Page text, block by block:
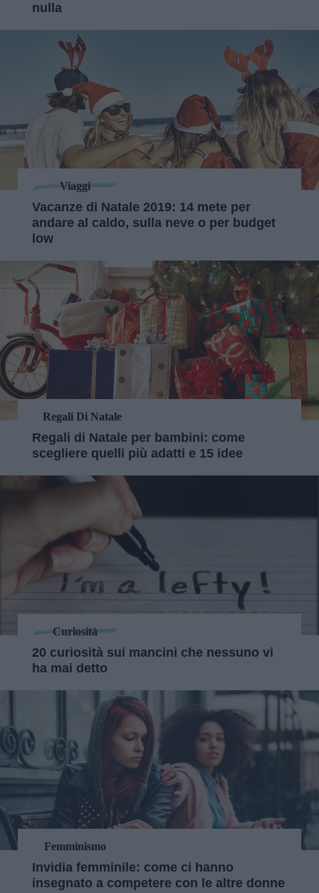
nulla
Viaggi
Vacanze di Natale 2019: 14 mete per
andare al caldo, sulla neve o per budget
low
Regali Di Natale
Regali di Natale per bambini: come
scegliere quelli più adatti e 15 idee
Curiosità
20 curiosità sui mancini che nessuno vi
ha mai detto
Femminismo
Invidia femminile: come ci hanno
insegnato a competere con le altre donne